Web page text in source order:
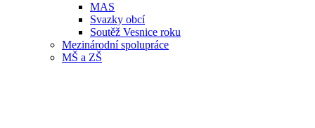
MAS
Svazky obcí
Soutěž Vesnice roku
Mezinárodní spolupráce
MŠ a ZŠ